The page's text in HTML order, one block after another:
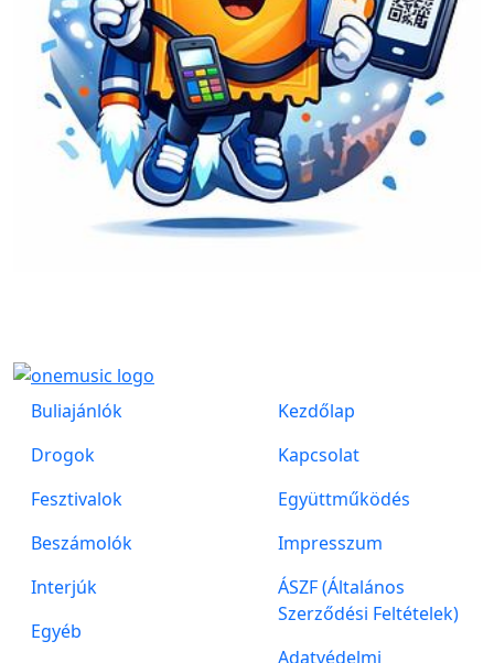
Buliajánlók
Drogok
Fesztivalok
Beszámolók
Interjúk
Egyéb
Kezdőlap
Kapcsolat
Együttműködés
Impresszum
ÁSZF (Általános
Szerződési Feltételek)
Adatvédelmi